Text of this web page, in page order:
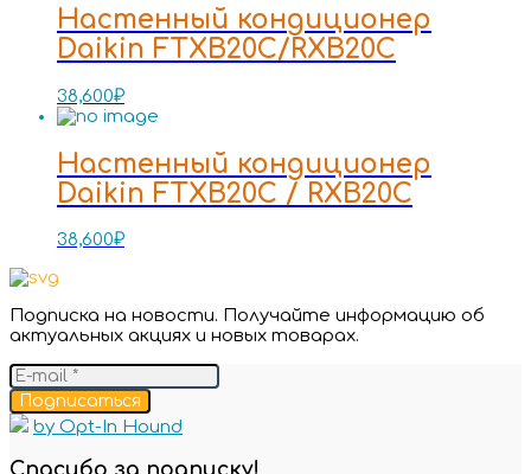
Настенный кондиционер
Daikin FTXB20C/RXB20C
38,600₽
Настенный кондиционер
Daikin FTXB20C / RXB20C
38,600₽
Подписка на новости. Получайте информацию об
актуальных акциях и новых товарах.
Подписаться
by Opt-In Hound